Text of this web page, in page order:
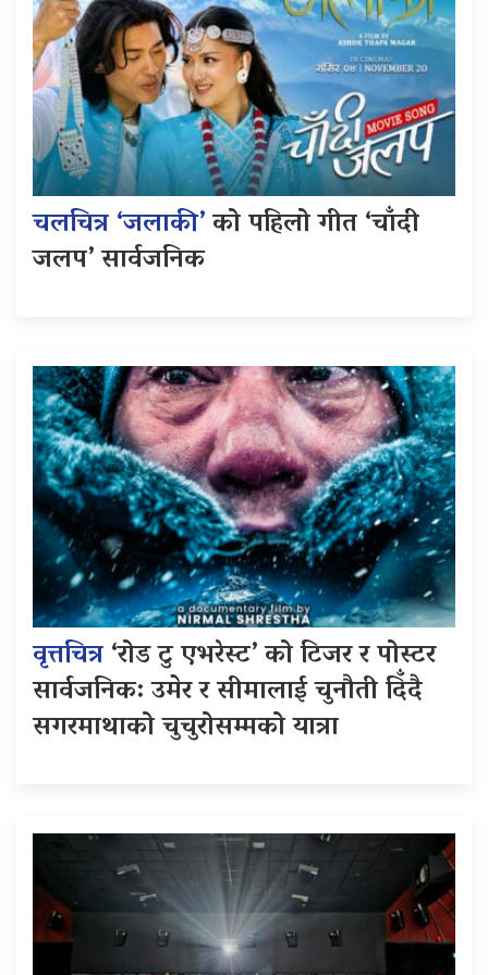
चलचित्र ‘जलाकी’को पहिलो गीत ‘चाँदी
जलप’ सार्वजनिक
वृत्तचित्र‘रोड टु एभरेस्ट’ को टिजर र पोस्टर
सार्वजनिक: उमेर र सीमालाई चुनौती दिँदै
सगरमाथाको चुचुरोसम्मको यात्रा